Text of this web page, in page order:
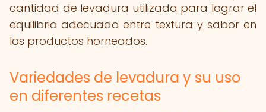
cantidad de levadura utilizada para lograr el
equilibrio adecuado entre textura y sabor en
los productos horneados.
Variedades de levadura y su uso
en diferentes recetas